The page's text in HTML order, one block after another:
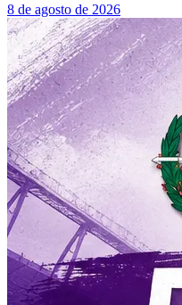
8 de agosto de 2026